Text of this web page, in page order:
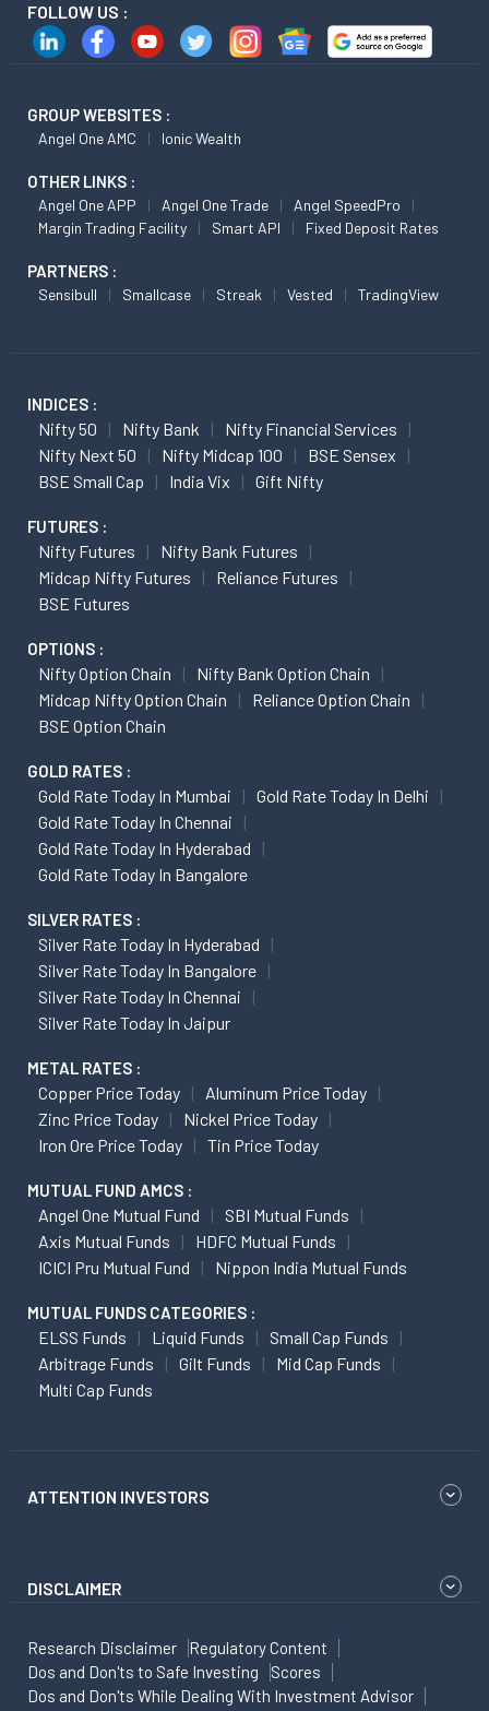
FOLLOW US :
GROUP WEBSITES :
Angel One AMC Ionic Wealth
OTHER LINKS :
Angel One APP Angel One Trade
Angel SpeedPro
Margin Trading Facility
Smart API Fixed Deposit Rates
PARTNERS :
Sensibull Smallcase Streak Vested TradingView
INDICES :
Nifty 50 Nifty Bank
Nifty Financial Services
Nifty Next 50
Nifty Midcap 100
BSE Sensex
BSE Small Cap
India Vix Gift Nifty
FUTURES :
Nifty Futures
Nifty Bank Futures
Midcap Nifty Futures
Reliance Futures
BSE Futures
OPTIONS :
Nifty Option Chain
Nifty Bank Option Chain
Midcap Nifty Option Chain
Reliance Option Chain
BSE Option Chain
GOLD RATES :
Gold Rate Today In Mumbai
Gold Rate Today In Delhi
Gold Rate Today In Chennai
Gold Rate Today In Hyderabad
Gold Rate Today In Bangalore
SILVER RATES :
Silver Rate Today In Hyderabad
Silver Rate Today In Bangalore
Silver Rate Today In Chennai
Silver Rate Today In Jaipur
METAL RATES :
Copper Price Today
Aluminum Price Today
Zinc Price Today
Nickel Price Today
Iron Ore Price Today
Tin Price Today
MUTUAL FUND AMCS :
Angel One Mutual Fund
SBI Mutual Funds
Axis Mutual Funds
HDFC Mutual Funds
ICICI Pru Mutual Fund
Nippon India Mutual Funds
MUTUAL FUNDS CATEGORIES :
ELSS Funds Liquid Funds
Small Cap Funds
Arbitrage Funds
Gilt Funds
Mid Cap Funds
Multi Cap Funds
ATTENTION INVESTORS
DISCLAIMER
Research Disclaimer
Regulatory Content
Dos and Don'ts to Safe Investing
Scores
Dos and Don'ts While Dealing With Investment Advisor